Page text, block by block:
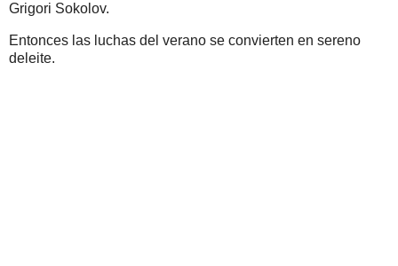
Grigori Sokolov.
Entonces las luchas del verano se convierten en sereno
deleite.